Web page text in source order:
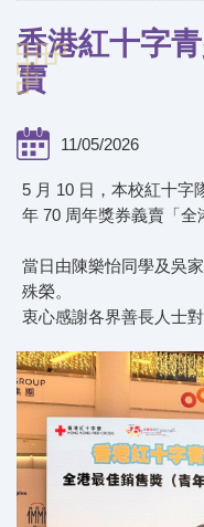
香港紅十字
賣
11/05/2026
5 月 10 日，本校紅十字
年 70 周年獎券義賣「全
當日由陳樂怡同學及吳
殊榮。
衷心感謝各界善長人士